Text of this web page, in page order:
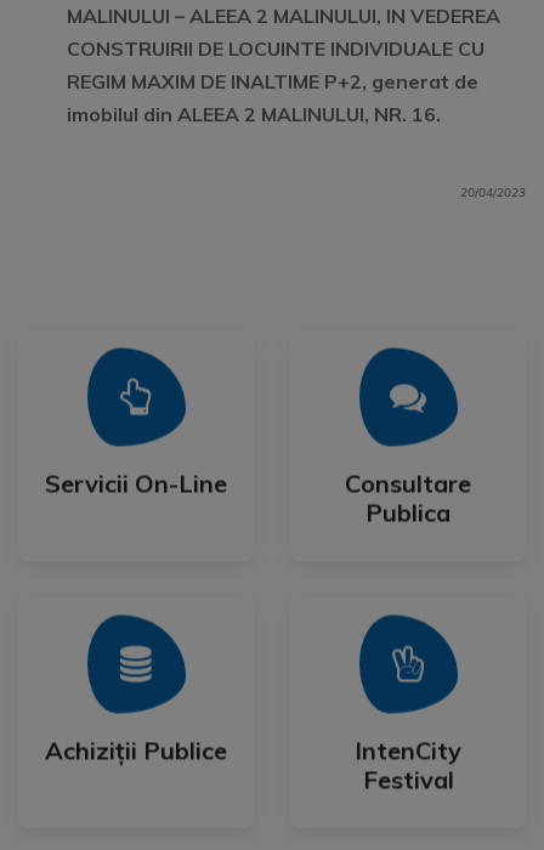
MALINULUI – ALEEA 2 MALINULUI, IN VEDEREA
CONSTRUIRII DE LOCUINTE INDIVIDUALE CU
REGIM MAXIM DE INALTIME P+2, generat de
imobilul din ALEEA 2 MALINULUI, NR. 16.
20/04/2023
Servicii On-Line
Servicii On-Line
Mai Mult
Consultare
Publica
Consultare
Publica
Mai Mult
Achiziții Publice
Achiziții Publice
Mai Mult
IntenCity
Festival
IntenCity
Festival
Mai Mult